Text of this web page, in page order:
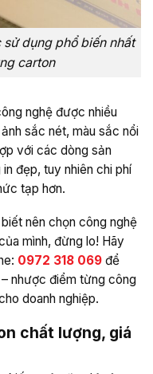
dụng phổ biến nhất
carton
nghệ được nhiều
sắc nét, màu sắc nổi
với các dòng sản
đẹp, tuy nhiên chi phí
tạp hơn.
nên chọn công nghệ
mình, đừng lo! Hãy
0972 318 069 để
nhược điểm từng công
doanh nghiệp.
chất lượng, giá